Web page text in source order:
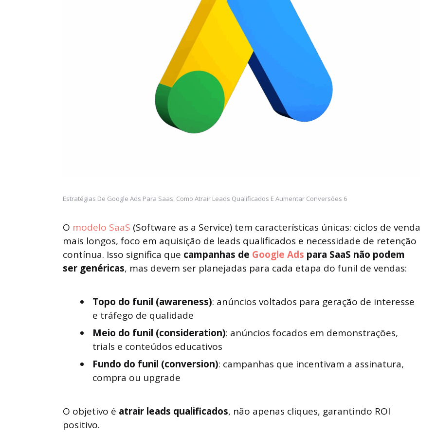
Estratégias De Google Ads Para Saas: Como Atrair Leads Qualificados E Aumentar Conversões 6
O modelo SaaS (Software as a Service) tem características únicas: ciclos de venda
mais longos, foco em aquisição de leads qualificados e necessidade de retenção
contínua. Isso significa que campanhas de Google Ads para SaaS não podem
ser genéricas, mas devem ser planejadas para cada etapa do funil de vendas:
Topo do funil (awareness): anúncios voltados para geração de interesse
e tráfego de qualidade
Meio do funil (consideration): anúncios focados em demonstrações,
trials e conteúdos educativos
Fundo do funil (conversion): campanhas que incentivam a assinatura,
compra ou upgrade
O objetivo é atrair leads qualificados, não apenas cliques, garantindo ROI
positivo.